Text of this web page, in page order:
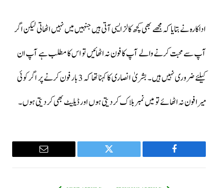
اداکارہ نے بتایا کہ مجھے بھی کچھ کالز ایسی آتی ہیں جنہیں میں نہیں اٹھاتی لیکن اگر
آپ سے محبت کرنے والے آپ کا فون نہ اٹھائیں تو اس کا مطلب ہے آپ ان
کیلئے ضروری نہیں ہیں۔ بشریٰ انصاری کا کہنا تھا کہ 3 بار فون کرنے پر اگر کوئی
میرا فون نہ اٹھائے تو میں نمبر بلاک کردیتی ہوں اور ڈیلیٹ بھی کردیتی ہوں۔
Facebook
Twitter
Email